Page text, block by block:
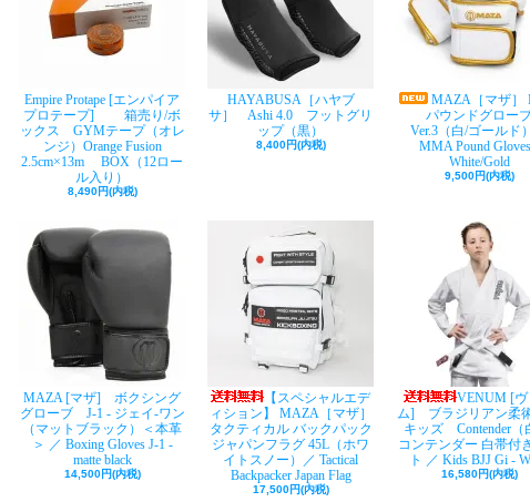
Empire Protape [エンパイア
プロテープ] 箱売り/ボ
ックス GYMテープ（オレ
ンジ）Orange Fusion
2.5cm×13m BOX（12ロー
ル入り）
8,490円(内税)
HAYABUSA［ハヤブ
サ］ Ashi 4.0 フットグリ
ップ（黒）
8,400円(内税)
MAZA［マザ］
パウンドグロー
Ver.3（白/ゴールド
MMA Pound
White/Gold
9,500円(内税)
MAZA [マザ] ボクシング
グローブ J-1 - ジェイ-ワン
（マットブラック）＜本革
＞ ／ Boxing Gloves J-1 -
matte black
14,500円(内税)
【スペシャルエデ
ィション】 MAZA［マザ］
タクティカル バックパック
ジャパンフラグ 45L（ホワ
イトスノー）／ Tactical
Backpacker Japan Flag
17,500円(内税)
VENUM [ヴ
ム] ブラジリアン柔
キッズ Contender（
コンテンダー 白帯付
ト ／ Kids BJJ Gi -
16,580円(内税)